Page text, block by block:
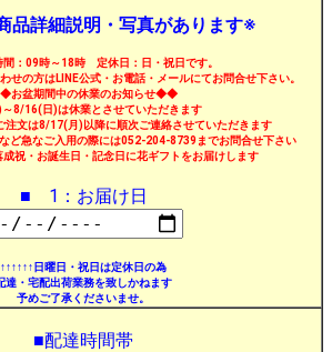
品詳細説明・写真があります※
間：09時～18時 定休日：日・祝日です。
せの方はLINE公式・お電話・メールにてお問合せ下さい。
お盆期間中の休業のお知らせ◆◆
8/16(日)は休業とさせていただきます
注文は8/17(月)以降に順次ご連絡させていただきます
ど急なご入用の際には052-204-8739までお問合せ下さい
祝・お誕生日・記念日に花ギフトをお届けします
■ 1：お届け日
↑↑↑↑↑↑日曜日・祝日は定休日の為
達・宅配出荷業務を致しかねます
予めご了承くださいませ。
■配達時間帯